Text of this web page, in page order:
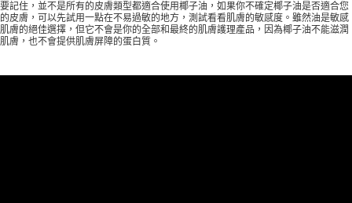
要記住，並不是所有的皮膚類型都適合使用椰子油，如果你不確定椰子油是否適合您
的皮膚，可以先試用一點在不易過敏的地方，測試看看肌膚的敏感度。雖然油是敏感
肌膚的絕佳選擇，但它不會是你的全部和最終的肌膚護理產品，因為椰子油不能滋潤
肌膚，也不會提供肌膚屏障的蛋白質。